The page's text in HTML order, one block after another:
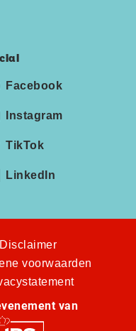
Facebook
Instagram
TikTok
LinkedIn
Disclaimer
voorwaarden
van